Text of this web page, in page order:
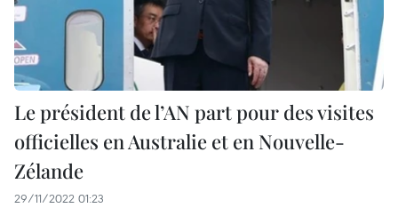
Le président de l’AN part pour des visites
officielles en Australie et en Nouvelle-
Zélande
29/11/2022 01:23